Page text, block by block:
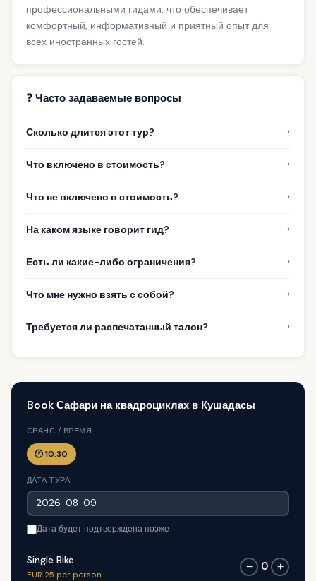
профессиональными гидами, что обеспечивает
комфортный, информативный и приятный опыт для
всех иностранных гостей.
❓ Часто задаваемые вопросы
Сколько длится этот тур? ›
Что включено в стоимость? ›
Что не включено в стоимость? ›
На каком языке говорит гид? ›
Есть ли какие-либо ограничения? ›
Что мне нужно взять с собой? ›
Требуется ли распечатанный талон? ›
Book Сафари на квадроциклах в Кушадасы
СЕАНС / ВРЕМЯ
🕐 10:30
ДАТА ТУРА
Дата будет подтверждена позже
Single Bike
EUR 25 per person
− 0 +